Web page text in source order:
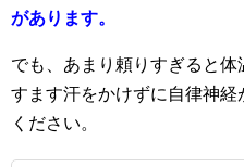
があります。
でも、あまり頼りすぎると
すます汗をかけずに自律神
ください。